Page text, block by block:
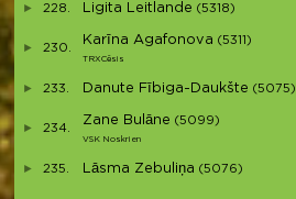
228. Ligita Leitlande (5318)
230.
Karīna Agafonova (5311)
TRXCēsis
233. Danute Fībiga-Daukšte (5075)
234.
Zane Bulāne (5099)
VSK Noskrien
235. Lāsma Zebuliņa (5076)